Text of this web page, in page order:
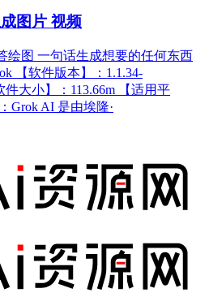
图片 视频
绘图 一句话生成想要的任何东西
【软件版本】：1.1.34-
件大小】：113.66m 【适用平
Grok AI 是由埃隆·